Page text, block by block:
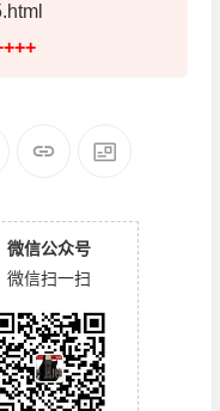
微信公众号
微信扫一扫